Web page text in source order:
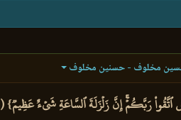
مخلوف - حسنين مخلوف
ٱتَّقُواْ رَبَّكُمۡۚ إِنَّ زَلۡزَلَةَ ٱلسَّاعَةِ شَيۡءٌ عَظِيمٞ} (1)